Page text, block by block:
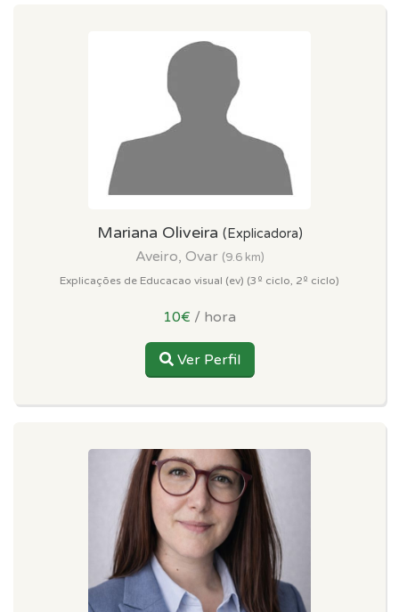
Mariana Oliveira (Explicadora)
Aveiro, Ovar (9.6 km)
Explicações de Educacao visual (ev) (3º ciclo, 2º ciclo)
10€ / hora
Ver Perfil